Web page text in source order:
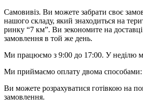
Самовивіз. Ви можете забрати своє
нашого складу, який знаходиться на
ринку “7 км”. Ви зекономите на доставці
замовлення в той же день.
Ми працюємо з 9:00 до 17:00. У неділю
Ми приймаємо оплату двома способами:
Ви можете розрахуватися готівкою на
замовлення.